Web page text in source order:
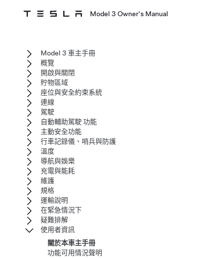
Model 3 Owner's Manual
Model 3 車主手冊
概覽
開啟與關閉
貯物區域
座位與安全約束系統
連線
駕駛
自動輔助駕駛 功能
主動安全功能
行車記錄儀、哨兵與防護
溫度
導航與娛樂
充電與能耗
維護
規格
運輸說明
在緊急情況下
疑難排解
使用者資訊
關於本車主手冊
功能可用情況聲明